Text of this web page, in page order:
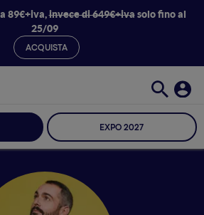
89€+iva,invece di 649€+ivasolo fino al
25/09
ACQUISTA
EXPO 2027